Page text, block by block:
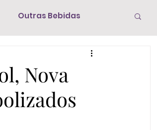
Outras Bebidas
Nova